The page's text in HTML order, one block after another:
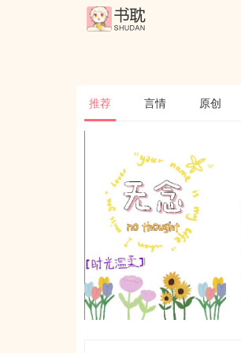
推荐 言情 原创